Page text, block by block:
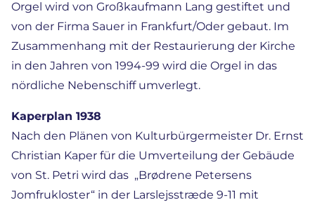
Orgel wird von Großkaufmann Lang gestiftet und
von der Firma Sauer in Frankfurt/Oder gebaut. Im
Zusammenhang mit der Restaurierung der Kirche
in den Jahren von 1994-99 wird die Orgel in das
nördliche Nebenschiff umverlegt.
Kaperplan 1938
Nach den Plänen von Kulturbürgermeister Dr. Ernst
Christian Kaper für die Umverteilung der Gebäude
von St. Petri wird das „Brødrene Petersens
Jomfrukloster“ in der Larslejsstræde 9-11 mit